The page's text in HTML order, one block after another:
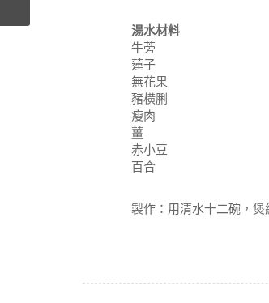
湯水材料
牛蒡
蓮子
無花果
豬橫脷
瘦肉
薑
赤小豆
百合
製作：用清水十二碗，煲